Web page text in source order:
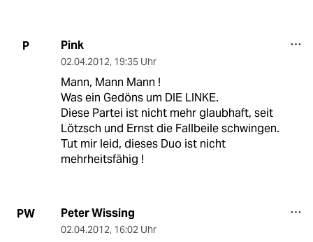
P Pink
02.04.2012, 19:35 Uhr
Mann, Mann Mann !
Was ein Gedöns um DIE LINKE.
Diese Partei ist nicht mehr glaubhaft, seit
Lötzsch und Ernst die Fallbeile schwingen.
Tut mir leid, dieses Duo ist nicht
mehrheitsfähig !
PW Peter Wissing
02.04.2012, 16:02 Uhr